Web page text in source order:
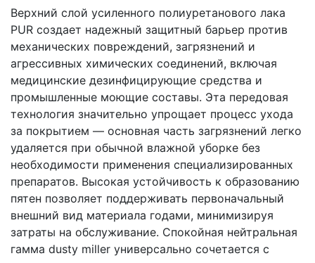
Верхний слой усиленного полиуретанового лака
PUR создает надежный защитный барьер против
механических повреждений, загрязнений и
агрессивных химических соединений, включая
медицинские дезинфицирующие средства и
промышленные моющие составы. Эта передовая
технология значительно упрощает процесс ухода
за покрытием — основная часть загрязнений легко
удаляется при обычной влажной уборке без
необходимости применения специализированных
препаратов. Высокая устойчивость к образованию
пятен позволяет поддерживать первоначальный
внешний вид материала годами, минимизируя
затраты на обслуживание. Спокойная нейтральная
гамма dusty miller универсально сочетается с